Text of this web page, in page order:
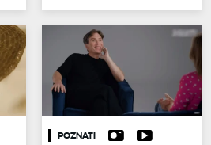
POZNATI